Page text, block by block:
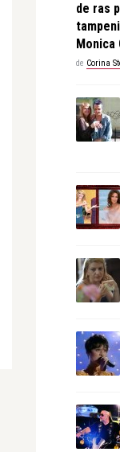
de ras
Monica
de Corina